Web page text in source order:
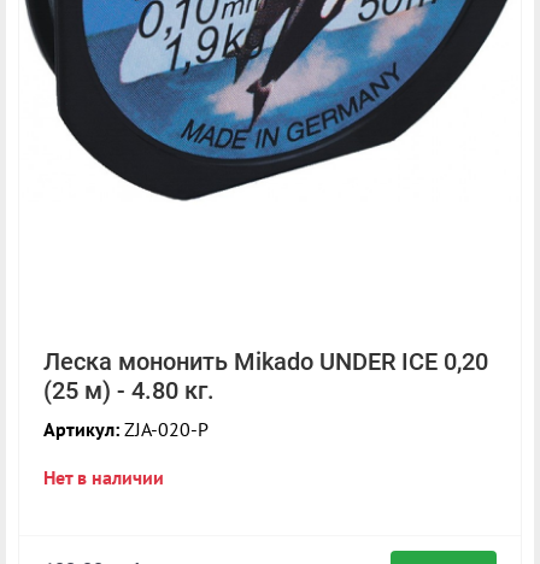
Леска мононить Mikado UNDER ICE 0,20
(25 м) - 4.80 кг.
Артикул: ZJA-020-P
Нет в наличии